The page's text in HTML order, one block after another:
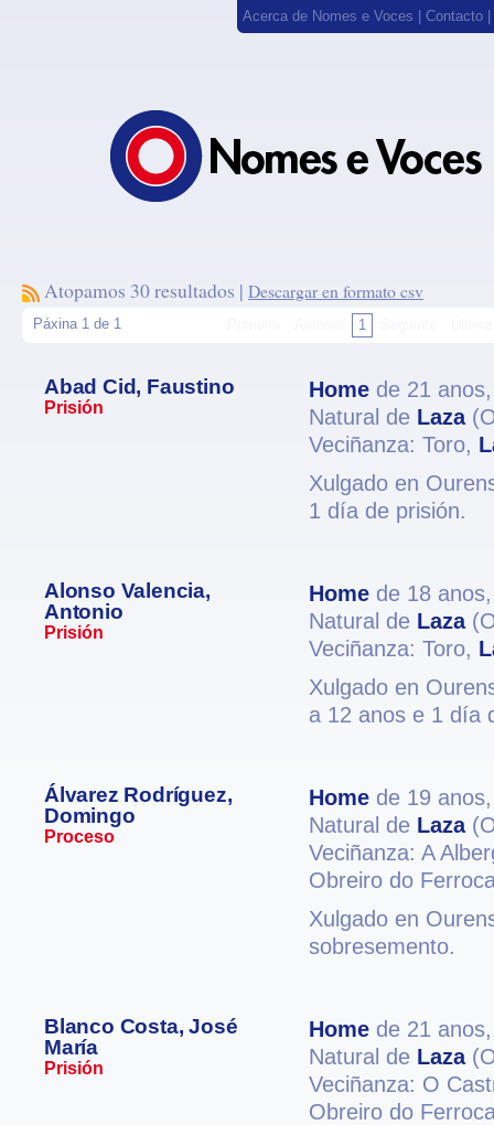
Acerca de Nomes e Voces Contacto
Atopamos 30 resultados | Descargar en formato csv
Páxina 1 de 1 1
Abad Cid, Faustino
Prisión
Home de 21
Natural de Laza
Veciñanza: Toro,
Xulgado en
1 día de prisión.
Alonso Valencia,
Antonio
Prisión
Home de 18
Natural de Laza
Veciñanza: Toro,
Xulgado en
a 12 anos e 1 día
Álvarez Rodríguez,
Domingo
Proceso
Home de 19
Natural de Laza
Veciñanza: A
Obreiro do
Xulgado en
sobresemento.
Blanco Costa, José
María
Prisión
Home de 21
Natural de Laza
Veciñanza: O
Obreiro do